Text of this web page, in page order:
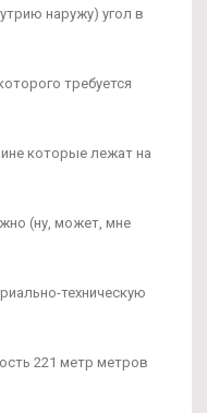
наружу) угол в
требуется
которые лежат на
(ну, может, мне
техническую
221 метр метров